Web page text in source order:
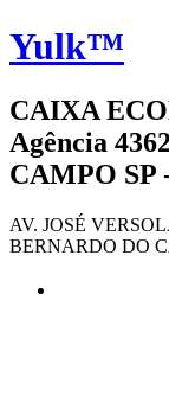
Yulk™
CAIXA
Agência
CAMPO SP
AV. JOSÉ
BERNARDO DO